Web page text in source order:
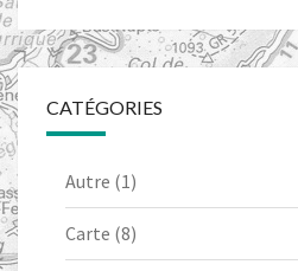
CATÉGORIES
Autre (1)
Carte (8)